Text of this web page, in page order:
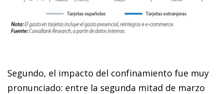
Segundo, el impacto del confinamiento fue muy
pronunciado: entre la segunda mitad de marzo